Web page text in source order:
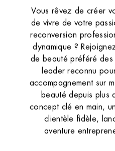
Vous rêvez de créer
de vivre de votre
reconversion
dynamique ?
de beauté préféré des
leader reconnu
accompagnement sur
beauté depuis plus
concept clé en main,
clientèle fidèle,
aventure